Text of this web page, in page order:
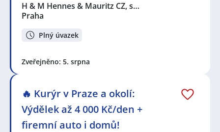
H & M Hennes & Mauritz CZ, s…
Praha
Plný úvazek
Zveřejněno: 5. srpna
🔥 Kurýr v Praze a okolí:
Výdělek až 4 000 Kč/den +
firemní auto i domů!